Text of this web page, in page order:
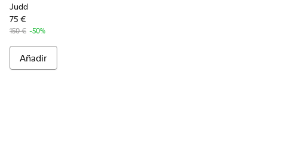
Judd
75 €
150 € -50%
Añadir